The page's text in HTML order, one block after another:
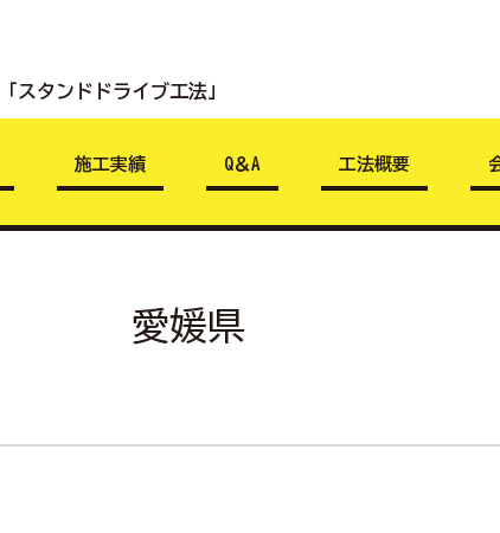
「スタンドドライブ工法」
施工実績 Q＆A 工法概要
愛媛県